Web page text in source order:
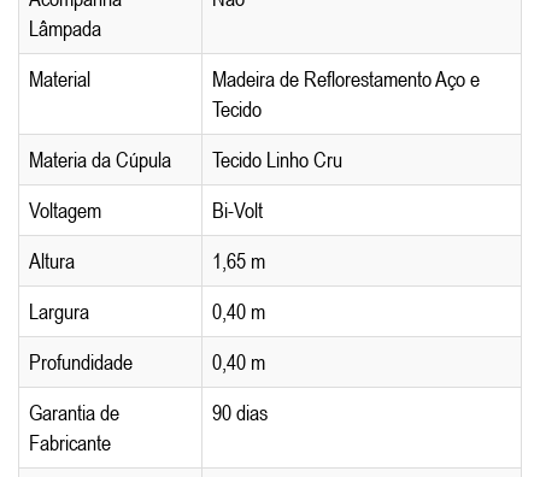
Lâmpada
Material
Madeira de Reflorestamento Aço e
Tecido
Materia da Cúpula
Tecido Linho Cru
Voltagem
Bi-Volt
Altura
1,65 m
Largura
0,40 m
Profundidade
0,40 m
Garantia de
Fabricante
90 dias